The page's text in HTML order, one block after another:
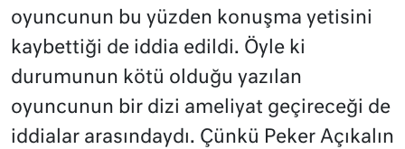
oyuncunun bu yüzden konuşma yetisini
kaybettiği de iddia edildi. Öyle ki
durumunun kötü olduğu yazılan
oyuncunun bir dizi ameliyat geçireceği de
iddialar arasındaydı. Çünkü Peker Açıkalın